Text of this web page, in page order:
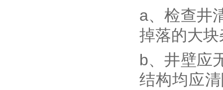
a、检查井
掉落的大
b、井壁应
结构均应